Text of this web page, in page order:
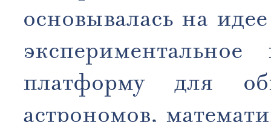
основывалась на
платформу для
астрономов,